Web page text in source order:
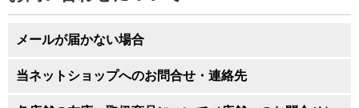
から、再度ご選択ください。
メールが届かない場合
当ネットショップへのお問合せ・連絡先